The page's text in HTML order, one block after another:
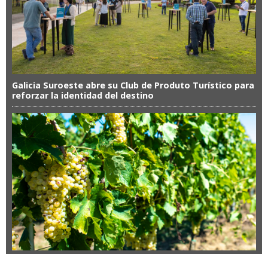
Galicia Suroeste abre su Club de Produto Turístico para
reforzar la identidad del destino